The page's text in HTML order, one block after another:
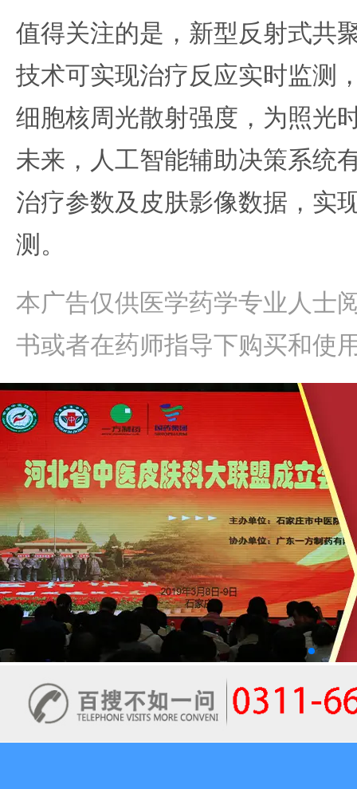
值得关注的是，新型反射式共
技术可实现治疗反应实时监测
细胞核周光散射强度，为照光
未来，人工智能辅助决策系统
治疗参数及皮肤影像数据，实
测。
本广告仅供医学药学专业人士
书或者在药师指导下购买和使